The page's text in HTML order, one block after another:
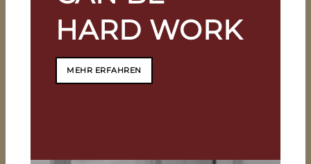
HARD WORK
MEHR ERFAHREN